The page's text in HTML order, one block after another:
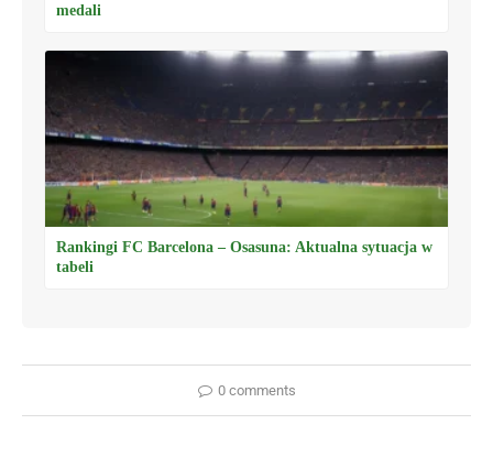
medali
Rankingi FC Barcelona – Osasuna: Aktualna sytuacja w
tabeli
0 comments